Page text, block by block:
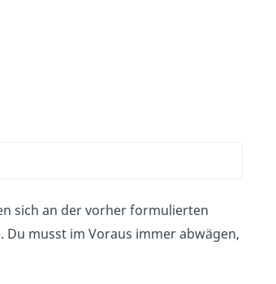
sich an der vorher formulierten
musst im Voraus immer abwägen,